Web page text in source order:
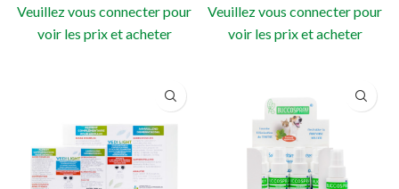
Veuillez vous connecter pour
voir les prix et acheter
Veuillez vous connecter pour
voir les prix et acheter